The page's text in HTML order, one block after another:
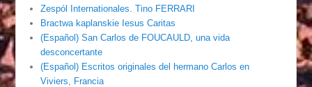
Zespól Internationales. Tino FERRARI
Bractwa kaplanskie Iesus Caritas
(Español) San Carlos de FOUCAULD, una vida
desconcertante
(Español) Escritos originales del hermano Carlos en
Viviers, Francia